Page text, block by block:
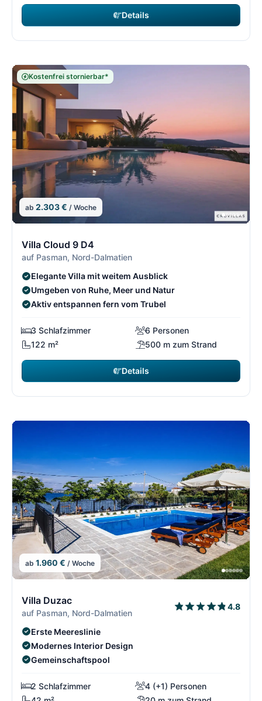
Details
Kostenfrei stornierbar*
ab 2.303 € / Woche
Villa Cloud 9 D4
auf Pasman, Nord-Dalmatien
Elegante Villa mit weitem Ausblick
Umgeben von Ruhe, Meer und Natur
Aktiv entspannen fern vom Trubel
3 Schlafzimmer
6 Personen
122 m²
500 m zum Strand
Details
ab 1.960 € / Woche
Villa Duzac
auf Pasman, Nord-Dalmatien
4.8
Erste Meereslinie
Modernes Interior Design
Gemeinschaftspool
2 Schlafzimmer
4 (+1) Personen